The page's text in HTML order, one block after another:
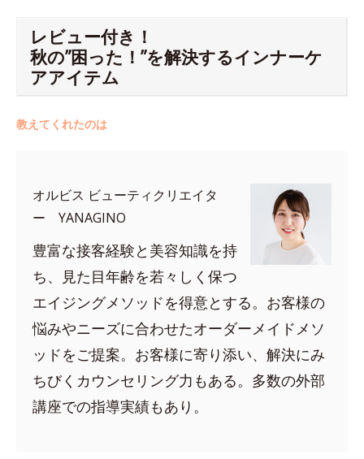
レビュー付き！
秋の”困った！”を解決するインナーケ
アアイテム
教えてくれたのは
オルビス ビューティクリエイタ
ー YANAGINO
豊富な接客経験と美容知識を持
ち、見た目年齢を若々しく保つ
エイジングメソッドを得意とする。お客様の
悩みやニーズに合わせたオーダーメイドメソ
ッドをご提案。お客様に寄り添い、解決にみ
ちびくカウンセリング力もある。多数の外部
講座での指導実績もあり。